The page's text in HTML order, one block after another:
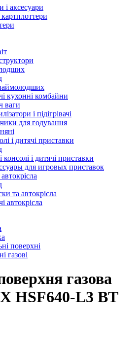
і аксесуари
кухонні комбайни
ваги
і підігрівачі
для годування
і дитячі приставки
консолі і дитячі приставки
для игровых приставок
та автокрісла
автокрісла
поверхні
газові
газова
HSF640-L3 BT